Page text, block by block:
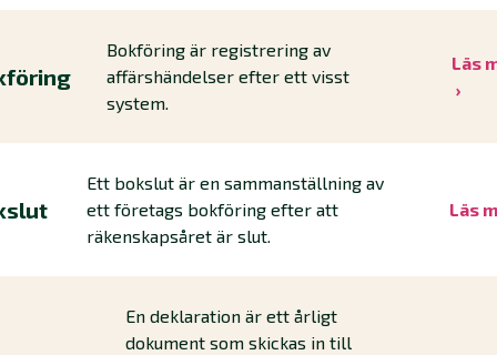
Bokföring är registrering av
affärshändelser efter ett visst
system.
Läs
Ett bokslut är en sammanställning av
ett företags bokföring efter att
räkenskapsåret är slut.
Läs
En deklaration är ett årligt
dokument som skickas in till